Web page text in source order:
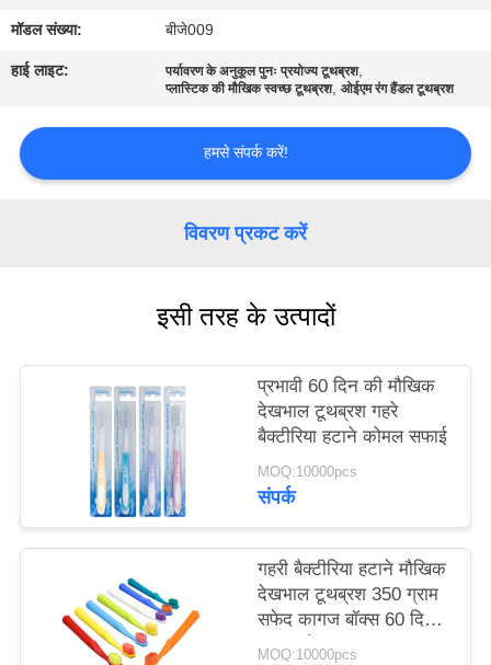
संपर्क
करें
एक
उद्धरण
साइट
गोपनीयता
मॉडल संख्या: बीजे009
हाई लाइट: पर्यावरण के अनुकूल पुनः प्रयोज्य टूथब्रश,
प्लास्टिक की मौखिक स्वच्छ टूथब्रश,ओईएम रंग हैंडल टूथब्रश
हमसे संपर्क करें!
विवरण प्रकट करें
इसी तरह के उत्पादों
प्रभावी 60 दिन की मौखिक
देखभाल टूथब्रश गहरे
बैक्टीरिया हटाने कोमल सफाई
MOQ:10000pcs
संपर्क
गहरी बैक्टीरिया हटाने मौखिक
देखभाल टूथब्रश 350 ग्राम
सफेद कागज बॉक्स 60 दिन
का उपयोग
MOQ:10000pcs